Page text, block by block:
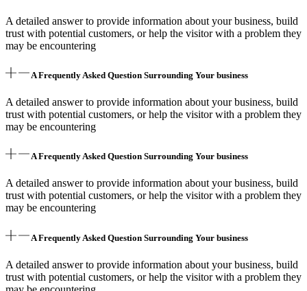
A detailed answer to provide information about your business, build
trust with potential customers, or help the visitor with a problem they
may be encountering
A Frequently Asked Question Surrounding Your business
A detailed answer to provide information about your business, build
trust with potential customers, or help the visitor with a problem they
may be encountering
A Frequently Asked Question Surrounding Your business
A detailed answer to provide information about your business, build
trust with potential customers, or help the visitor with a problem they
may be encountering
A Frequently Asked Question Surrounding Your business
A detailed answer to provide information about your business, build
trust with potential customers, or help the visitor with a problem they